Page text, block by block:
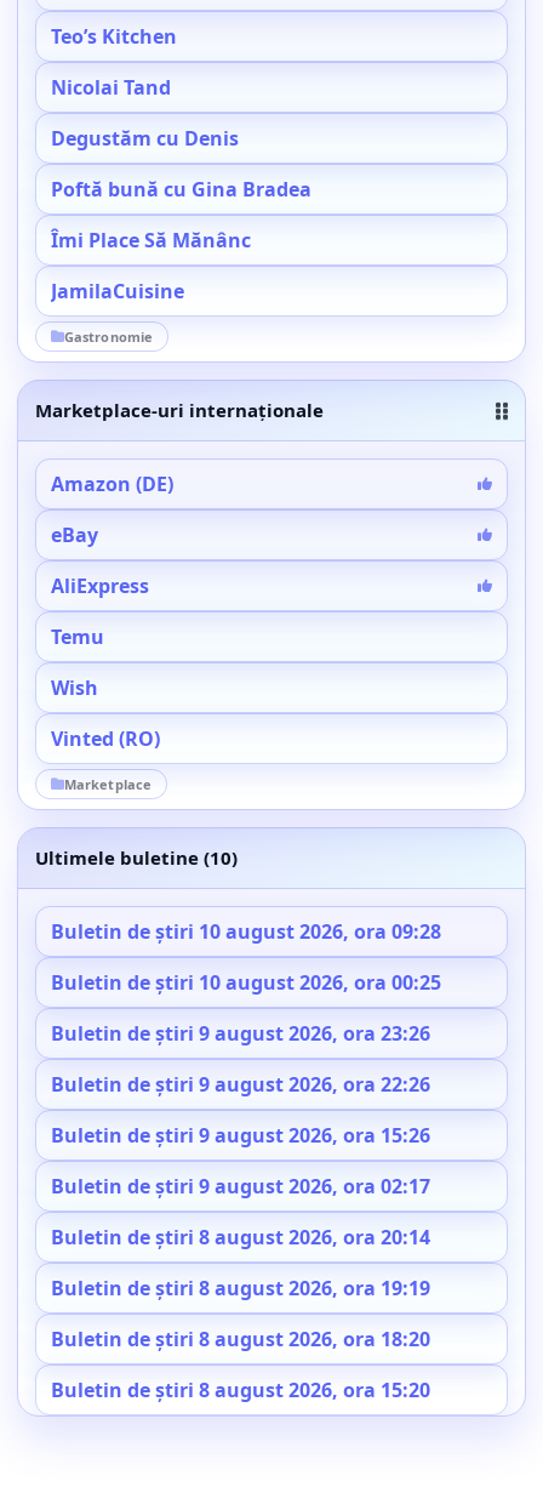
Teo’s Kitchen
Nicolai Tand
Degustăm cu Denis
Poftă bună cu Gina Bradea
Îmi Place Să Mănânc
JamilaCuisine
Gastronomie
Marketplace-uri internaționale
Amazon (DE)
eBay
AliExpress
Temu
Wish
Vinted (RO)
Marketplace
Ultimele buletine (10)
Buletin de știri 10 august 2026, ora 09:28
Buletin de știri 10 august 2026, ora 00:25
Buletin de știri 9 august 2026, ora 23:26
Buletin de știri 9 august 2026, ora 22:26
Buletin de știri 9 august 2026, ora 15:26
Buletin de știri 9 august 2026, ora 02:17
Buletin de știri 8 august 2026, ora 20:14
Buletin de știri 8 august 2026, ora 19:19
Buletin de știri 8 august 2026, ora 18:20
Buletin de știri 8 august 2026, ora 15:20